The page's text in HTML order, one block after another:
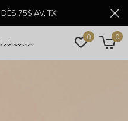
0 0
75$ AV. TX.